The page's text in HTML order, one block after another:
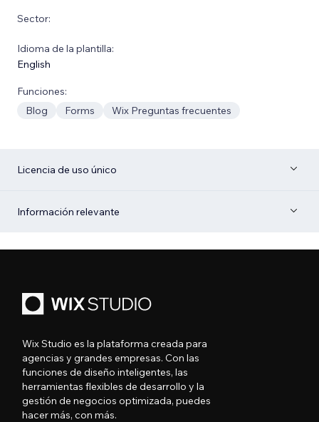
Sector:
Idioma de la plantilla:
English
Funciones:
Blog
Forms Wix Preguntas frecuentes
Licencia de uso único
Información relevante
Wix Studio es la plataforma creada para
agencias y grandes empresas. Con las
funciones de diseño inteligentes, las
herramientas flexibles de desarrollo y la
gestión de negocios optimizada, puedes
hacer más, con más.